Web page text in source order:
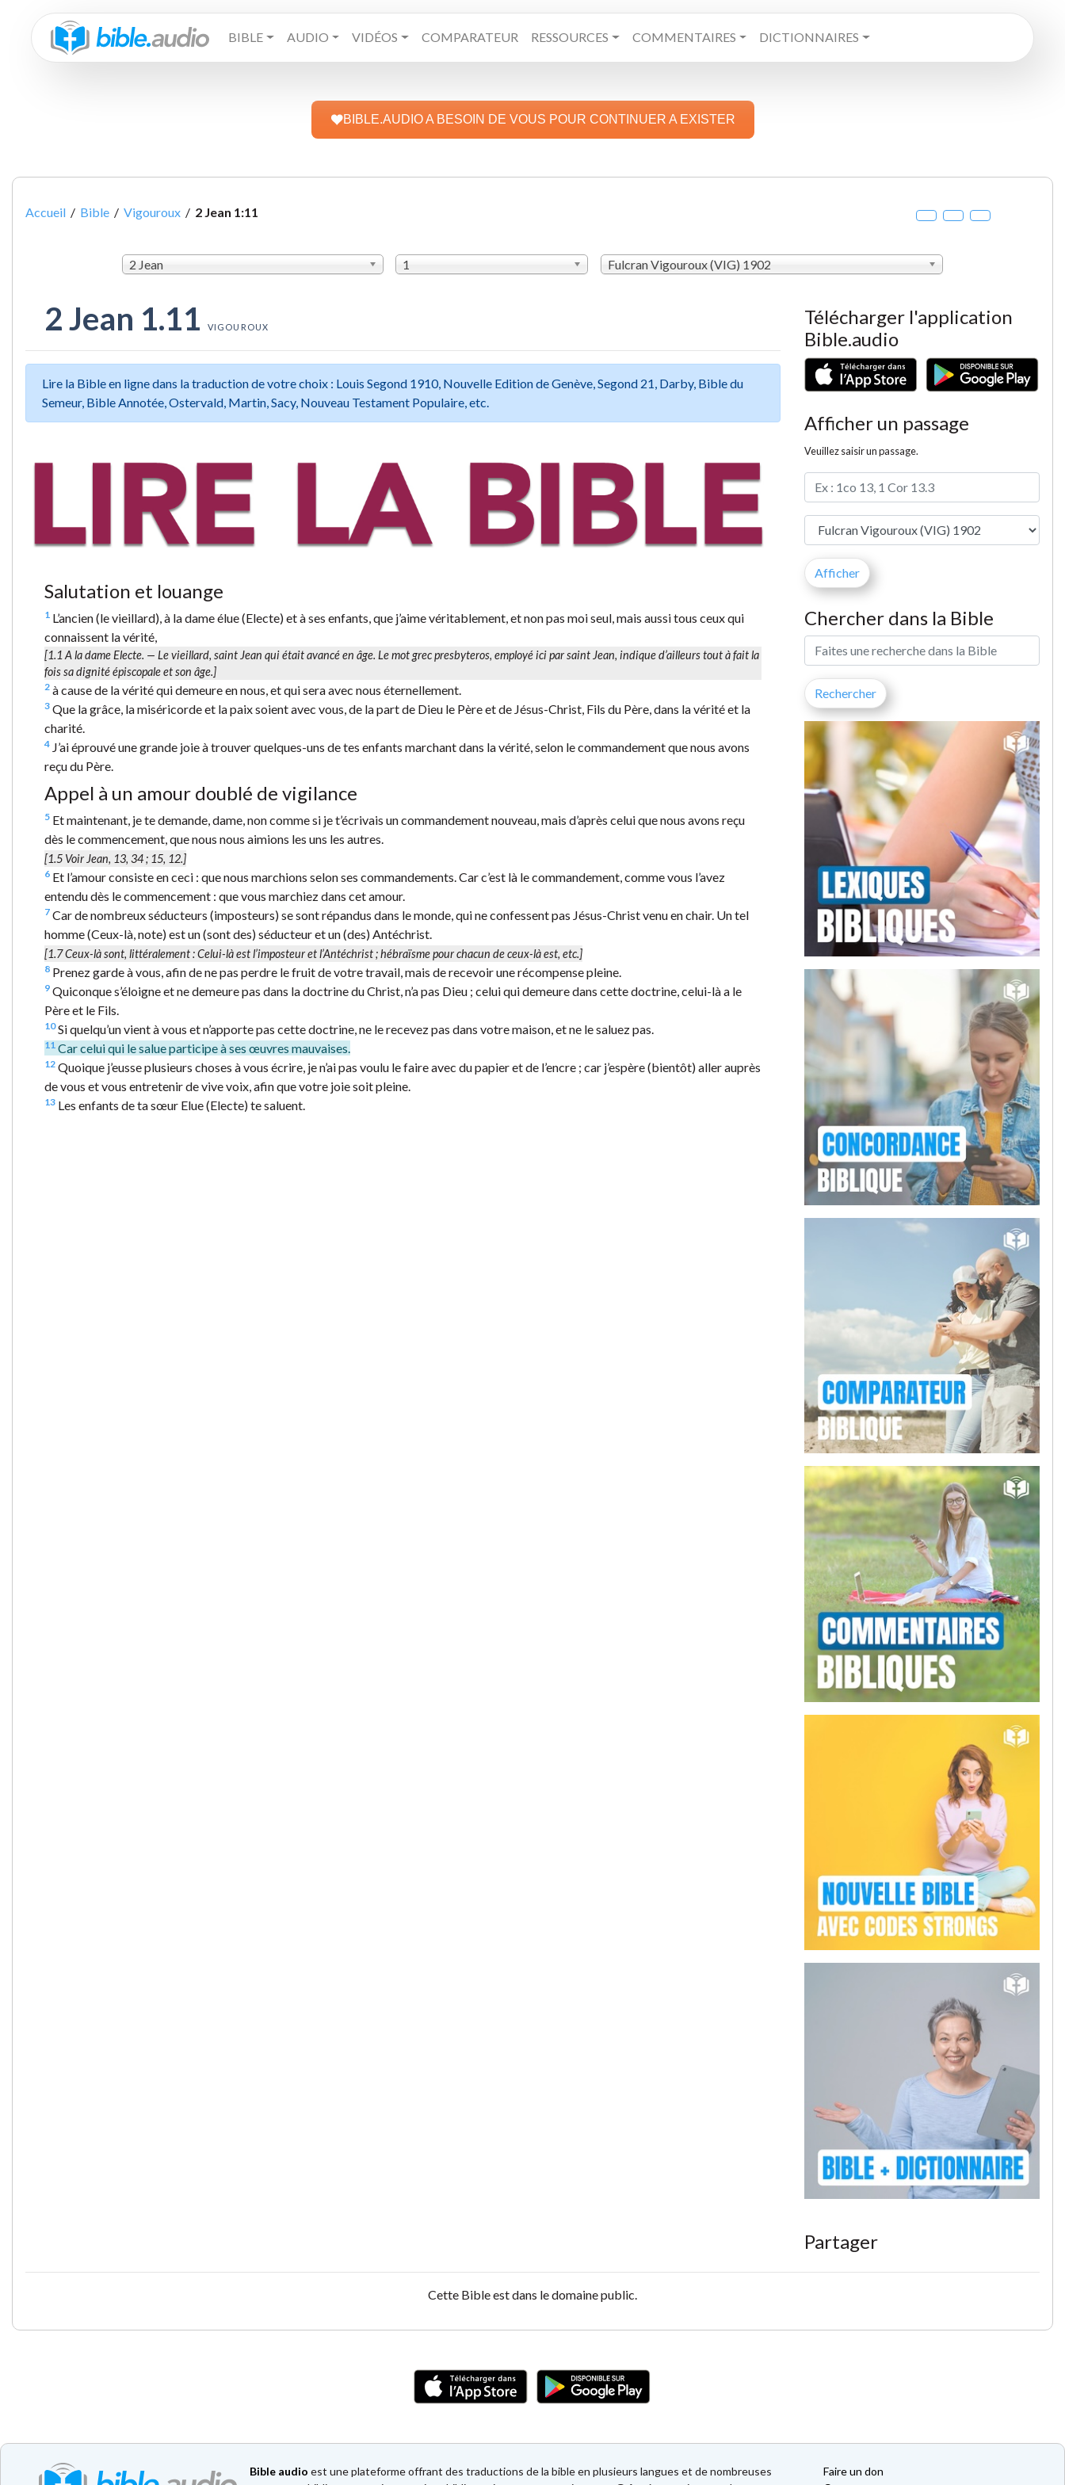
BIBLE AUDIO VIDÉOS COMPARATEUR RESSOURCES COMMENTAIRES DICTIONNAIRES
BIBLE.AUDIO A BESOIN DE VOUS POUR CONTINUER A EXISTER
Accueil / Bible / Vigouroux / 2 Jean 1:11
2 Jean 1 Fulcran Vigouroux (VIG) 1902
2 Jean 1.11 VIGOUROUX
Lire la Bible en ligne dans la traduction de votre choix : Louis Segond 1910, Nouvelle Edition de Genève, Segond 21, Darby, Bible du
Semeur, Bible Annotée, Ostervald, Martin, Sacy, Nouveau Testament Populaire, etc.
Salutation et louange
1 L’ancien (le vieillard), à la dame élue (Electe) et à ses enfants, que j’aime véritablement, et non pas moi seul, mais aussi tous ceux qui
connaissent la vérité,
[1.1 A la dame Electe. — Le vieillard, saint Jean qui était avancé en âge. Le mot grecpresbyteros, employé ici par saint Jean, indique d’ailleurs tout à fait la
fois sa dignité épiscopale et son âge.]
2 à cause de la vérité qui demeure en nous, et qui sera avec nous éternellement.
3 Que la grâce, la miséricorde et la paix soient avec vous, de la part de Dieu le Père et de Jésus-Christ, Fils du Père, dans la vérité et la
charité.
4 J’ai éprouvé une grande joie à trouver quelques-uns de tes enfants marchant dans la vérité, selon le commandement que nous avons
reçu du Père.
Appel à un amour doublé de vigilance
5 Et maintenant, je te demande, dame, non comme si je t’écrivais un commandement nouveau, mais d’après celui que nous avons reçu
dès le commencement, que nous nous aimions les uns les autres.
[1.5 Voir Jean, 13, 34 ; 15, 12.]
6 Et l’amour consiste en ceci : que nous marchions selon ses commandements. Car c’est là le commandement, comme vous l’avez
entendu dès le commencement : que vous marchiez dans cet amour.
7 Car de nombreux séducteurs (imposteurs) se sont répandus dans le monde, qui ne confessent pas Jésus-Christ venu en chair. Un tel
homme (Ceux-là, note) est un (sont des) séducteur et un (des) Antéchrist.
[1.7Ceux-là sont, littéralement :Celui-là est l’imposteur et l’Antéchrist; hébraïsme pourchacun de ceux-là est, etc.]
8 Prenez garde à vous, afin de ne pas perdre le fruit de votre travail, mais de recevoir une récompense pleine.
9 Quiconque s’éloigne et ne demeure pas dans la doctrine du Christ, n’a pas Dieu ; celui qui demeure dans cette doctrine, celui-là a le
Père et le Fils.
10Si quelqu’un vient à vous et n’apporte pas cette doctrine, ne le recevez pas dans votre maison, et ne le saluez pas.
11 Car celui qui le salue participe à ses œuvres mauvaises.
12 Quoique j’eusse plusieurs choses à vous écrire, je n’ai pas voulu le faire avec du papier et de l’encre ; car j’espère (bientôt) aller auprès
de vous et vous entretenir de vive voix, afin que votre joie soit pleine.
13 Les enfants de ta sœur Elue (Electe) te saluent.
Télécharger l'application
Bible.audio
Afficher un passage
Veuillez saisir un passage.
Chercher dans la Bible
Partager
Cette Bible est dans le domaine public.
Bible audio est une plateforme offrant des traductions de la bible en plusieurs langues et de nombreuses
Faire un don